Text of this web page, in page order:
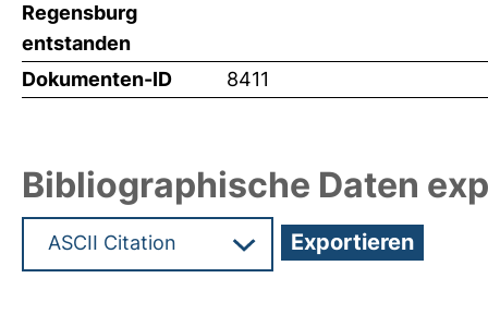
Regensburg
entstanden
Dokumenten-ID 8411
Bibliographische Daten